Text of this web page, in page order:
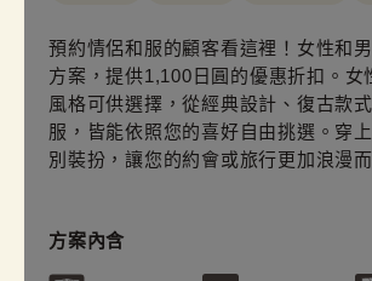
預約情侶和服的顧客看這裡！女性和
方案，提供1,100日圓的優惠折扣。女
風格可供選擇，從經典設計、復古款
服，皆能依照您的喜好自由挑選。穿
別裝扮，讓您的約會或旅行更加浪漫而
方案內含